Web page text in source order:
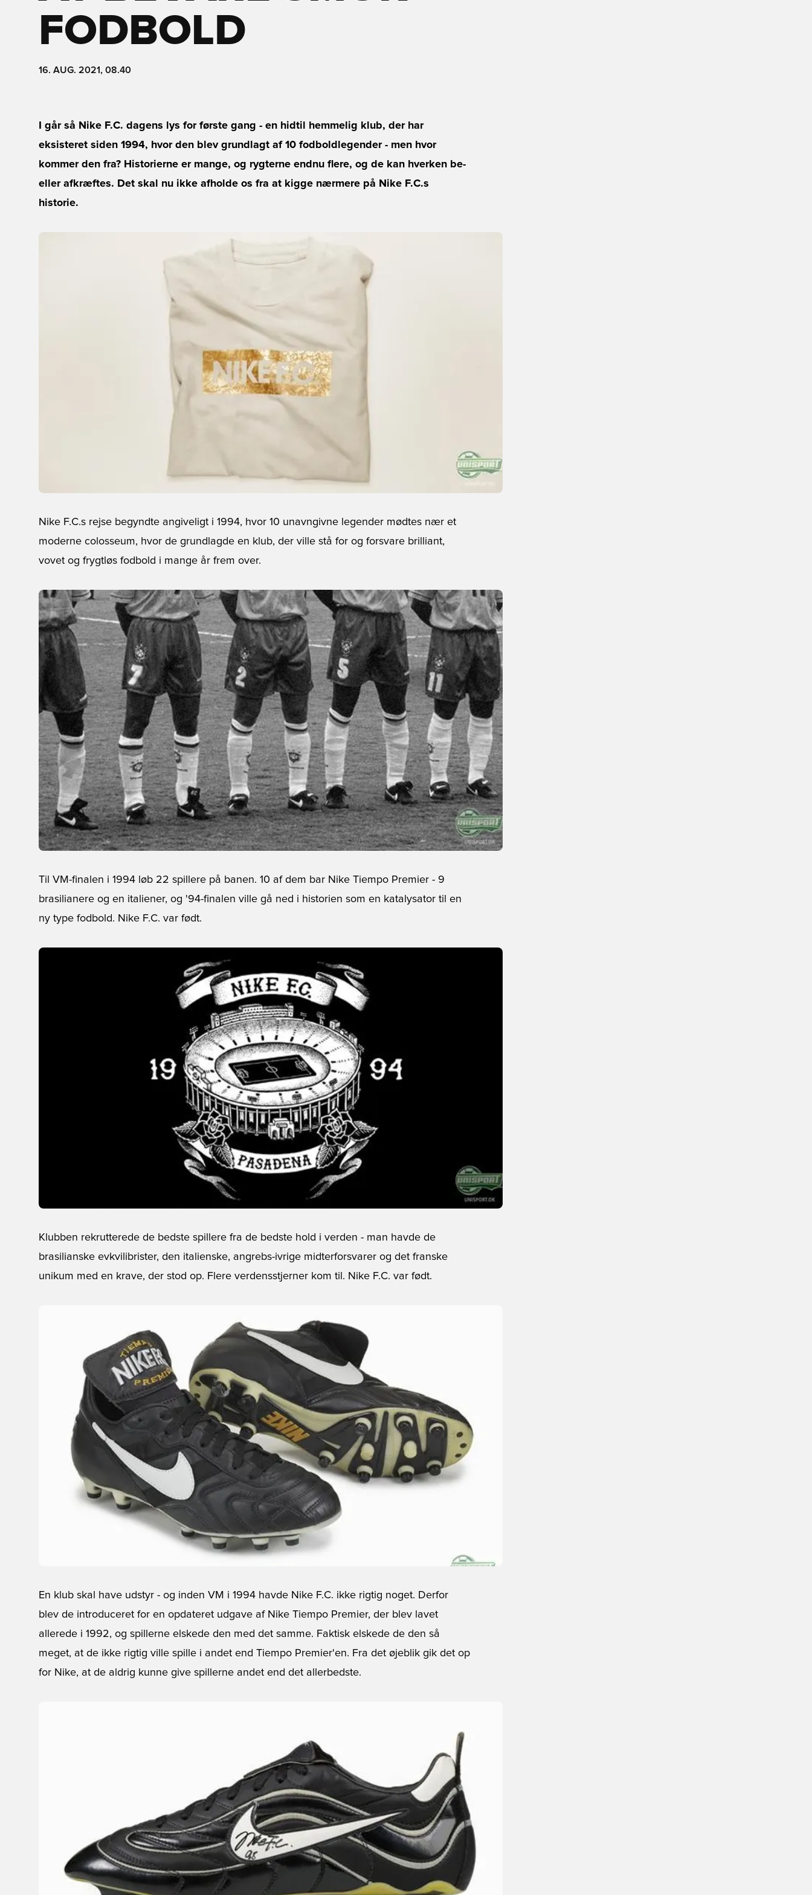
FODBOLD
16. AUG. 2021, 08.40
I går så Nike F.C. dagens lys for første gang - en hidtil hemmelig klub, der har
eksisteret siden 1994, hvor den blev grundlagt af 10 fodboldlegender - men hvor
kommer den fra? Historierne er mange, og rygterne endnu flere, og de kan hverken be-
eller afkræftes. Det skal nu ikke afholde os fra at kigge nærmere på Nike F.C.s
historie.
Nike F.C.s rejse begyndte angiveligt i 1994, hvor 10 unavngivne legender mødtes nær et
moderne colosseum, hvor de grundlagde en klub, der ville stå for og forsvare brilliant,
vovet og frygtløs fodbold i mange år frem over.
Til VM-finalen i 1994 løb 22 spillere på banen. 10 af dem bar Nike Tiempo Premier - 9
brasilianere og en italiener, og '94-finalen ville gå ned i historien som en katalysator til en
ny type fodbold. Nike F.C. var født.
Klubben rekrutterede de bedste spillere fra de bedste hold i verden - man havde de
brasilianske evkvilibrister, den italienske, angrebs-ivrige midterforsvarer og det franske
unikum med en krave, der stod op. Flere verdensstjerner kom til. Nike F.C. var født.
En klub skal have udstyr - og inden VM i 1994 havde Nike F.C. ikke rigtig noget. Derfor
blev de introduceret for en opdateret udgave af Nike Tiempo Premier, der blev lavet
allerede i 1992, og spillerne elskede den med det samme. Faktisk elskede de den så
meget, at de ikke rigtig ville spille i andet end Tiempo Premier'en. Fra det øjeblik gik det op
for Nike, at de aldrig kunne give spillerne andet end det allerbedste.